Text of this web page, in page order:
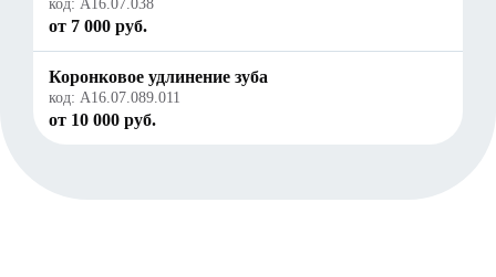
код: A16.07.038
от 7 000 руб.
Коронковое удлинение зуба
код: A16.07.089.011
от 10 000 руб.